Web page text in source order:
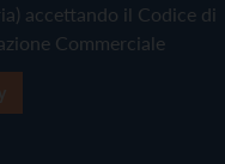
accettando il Codice di
Commerciale